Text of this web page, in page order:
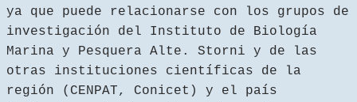
ya que puede relacionarse con los grupos de
investigación del Instituto de Biología
Marina y Pesquera Alte. Storni y de las
otras instituciones científicas de la
región (CENPAT, Conicet) y el país